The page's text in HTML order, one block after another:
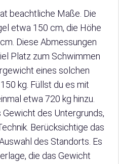
beachtliche Maße. Die
etwa 150 cm, die Höhe
Diese Abmessungen
Platz zum Schwimmen
eines solchen
kg. Füllst du es mit
etwa 720 kg hinzu.
des Untergrunds,
Berücksichtige das
des Standorts. Es
die das Gewicht